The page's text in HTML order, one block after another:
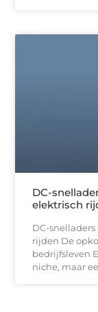
DC-
elektrisch
DC-
rijden De
bedrijfsleven
niche, maar